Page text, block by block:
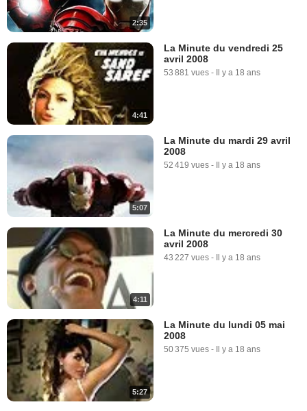
1:10
41 304 vues -Il y a 18 ans
1:19
5 515 vues - Il y a 18 ans
0:43
2:35
4:41
La Minute du vendredi 25
avril 2008
53 881 vues - Il y a 18 ans
5:07
La Minute du mardi 29 avril
2008
52 419 vues - Il y a 18 ans
4:11
La Minute du mercredi 30
avril 2008
43 227 vues - Il y a 18 ans
5:27
La Minute du lundi 05 mai
2008
50 375 vues - Il y a 18 ans